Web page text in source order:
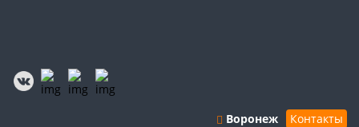
Воронеж Контакты